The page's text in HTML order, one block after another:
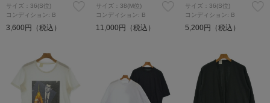
サイズ：36(S位)
コンディション: B
3,600円（税込）
サイズ：38(M位)
コンディション: B
11,000円（税込）
サイズ：36(S位)
コンディション: B
5,200円（税込）